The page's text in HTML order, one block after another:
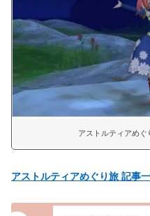
アストルティアめ
アストルティアめぐり旅 記事